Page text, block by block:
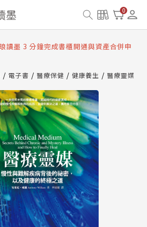
0
讀墨數位閱讀資產合併與書櫃開通申請
讀墨書櫃開通常見問題
讀墨 3 分鐘完成書櫃開通與資產合併申
讀墨數位閱讀資產合併與書櫃開通申請
電子書 醫療保健 健康養生 醫療靈媒